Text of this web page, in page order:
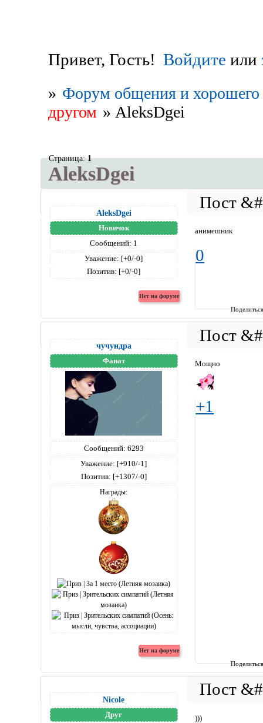
Привет, Гость! Войдите или
» Форум общения и хорошего
другом » AleksDgei
AleksDgei
Страница:1
AleksDgei
Новичок
Сообщений: 1
Уважение: [+0/-0]
Позитив: [+0/-0]
анимешник
0
чучундра
Фанат
Сообщений: 6293
Уважение: [+910/-1]
Позитив: [+1307/-0]
Награды:
Мощно
+1
Nicole
Друг )))